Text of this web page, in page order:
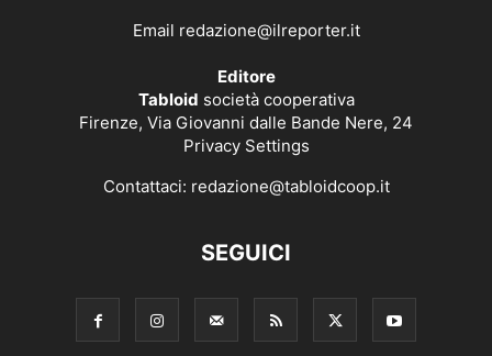
Email redazione@ilreporter.it
Editore
Tabloid società cooperativa
Firenze, Via Giovanni dalle Bande Nere, 24
Privacy Settings
Contattaci: redazione@tabloidcoop.it
SEGUICI